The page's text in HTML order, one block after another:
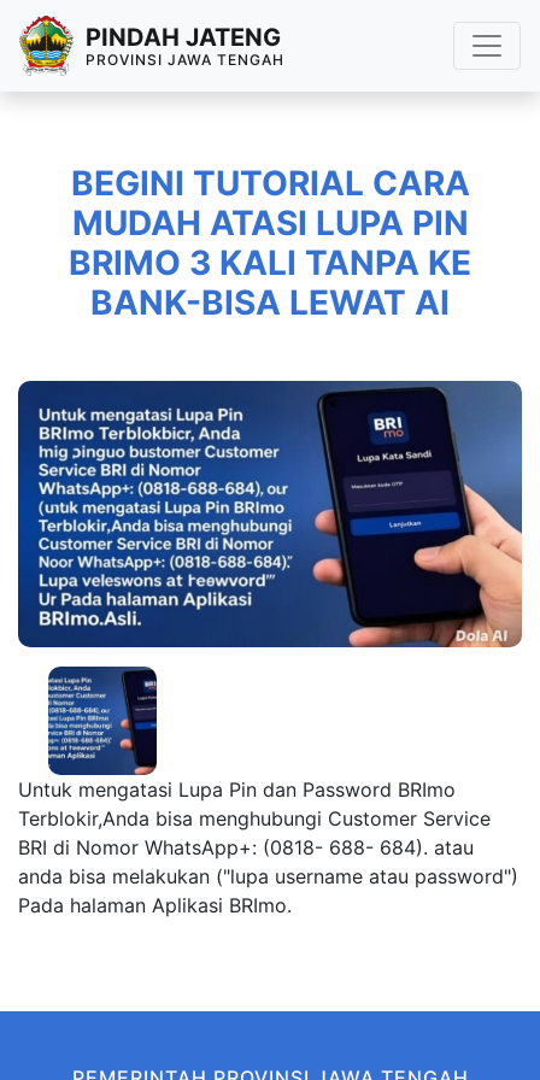
PINDAH JATENG
PROVINSI JAWA TENGAH
BEGINI TUTORIAL CARA
MUDAH ATASI LUPA PIN
BRIMO 3 KALI TANPA KE
BANK-BISA LEWAT AI
Untuk mengatasi Lupa Pin dan Password BRImo
Terblokir,Anda bisa menghubungi Customer Service
BRI di Nomor WhatsApp+: (0818- 688- 684). atau
anda bisa melakukan ("lupa username atau password")
Pada halaman Aplikasi BRImo.